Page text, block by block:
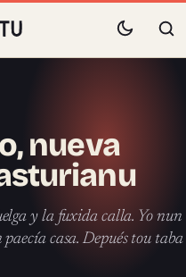
nueva
y la fuxida calla. Yo nun
casa. Depués tou taba